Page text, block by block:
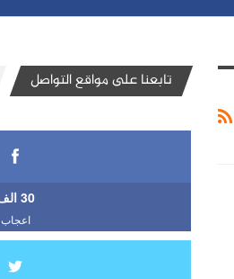
تابعنا على مواقع التواصل
30 الف
اعجاب